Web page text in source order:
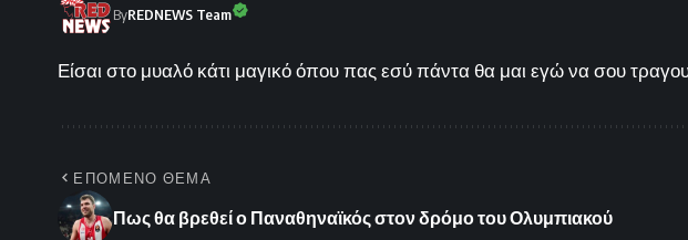
ByREDNEWS Team
Είσαι στο μυαλό κάτι μαγικό όπου πας εσύ πάντα θα μαι εγώ να σου
ΕΠΟΜΕΝΟ ΘΕΜΑ
Πως θα βρεθεί ο Παναθηναϊκός στον δρόμο του Ολυμπιακού